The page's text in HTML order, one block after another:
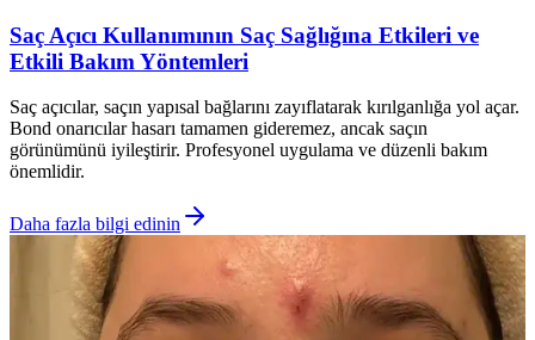
Saç Açıcı Kullanımının Saç Sağlığına Etkileri ve
Etkili Bakım Yöntemleri
Saç açıcılar, saçın yapısal bağlarını zayıflatarak kırılganlığa yol açar.
Bond onarıcılar hasarı tamamen gideremez, ancak saçın
görünümünü iyileştirir. Profesyonel uygulama ve düzenli bakım
önemlidir.
Daha fazla bilgi edinin